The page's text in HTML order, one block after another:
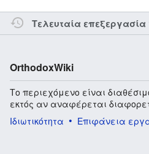
Τελευταία επεξεργασία
OrthodoxWiki
Το περιεχόμενο είναι
εκτός αν αναφέρεται
Ιδιωτικότητα
Επιφάνεια